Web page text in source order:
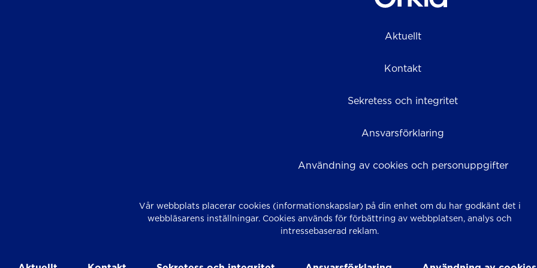
Aktuellt
Kontakt
Sekretess och integritet
Ansvarsförklaring
Användning av cookies och personuppgifter
Vår webbplats placerar cookies (informationskapslar) på din enhet om du har godkänt det i
webbläsarens inställningar. Cookies används för förbättring av webbplatsen, analys och
intressebaserad reklam.